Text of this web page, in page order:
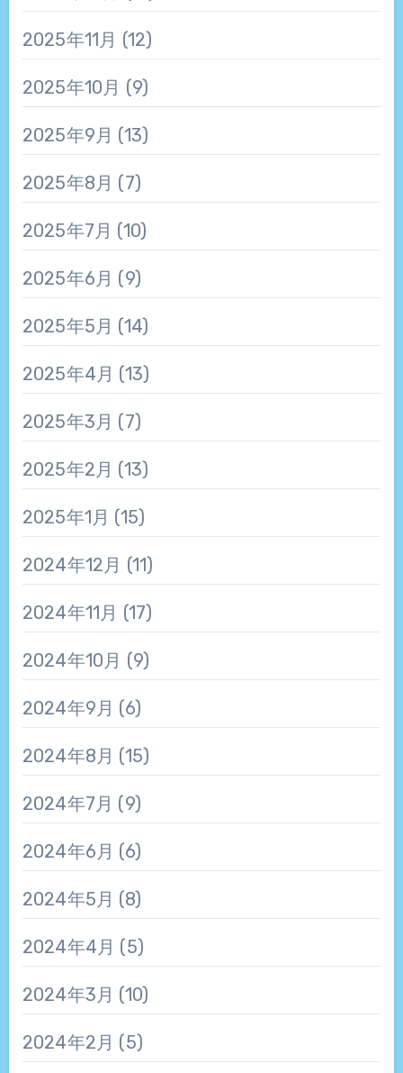
2025年11月 (12)
2025年10月 (9)
2025年9月 (13)
2025年8月 (7)
2025年7月 (10)
2025年6月 (9)
2025年5月 (14)
2025年4月 (13)
2025年3月 (7)
2025年2月 (13)
2025年1月 (15)
2024年12月 (11)
2024年11月 (17)
2024年10月 (9)
2024年9月 (6)
2024年8月 (15)
2024年7月 (9)
2024年6月 (6)
2024年5月 (8)
2024年4月 (5)
2024年3月 (10)
2024年2月 (5)